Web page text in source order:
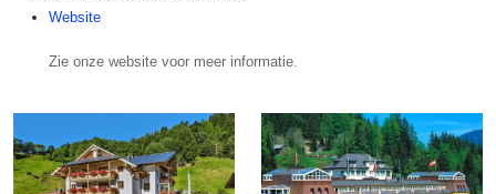
Website
Zie onze website voor meer informatie.